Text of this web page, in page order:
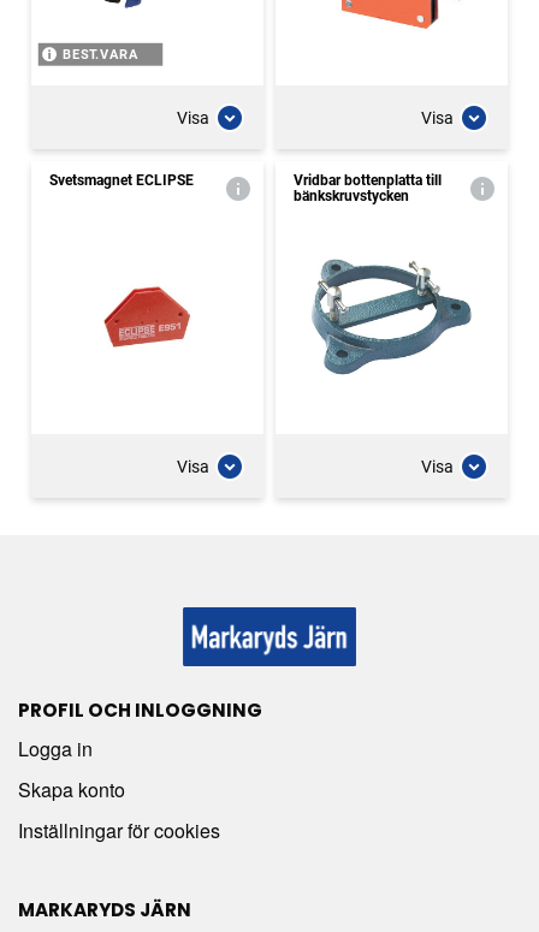
BEST.VARA
Visa Visa
Svetsmagnet ECLIPSE
Visa
Vridbar bottenplatta till
bänkskruvstycken
Visa
PROFIL OCH INLOGGNING
Logga in
Skapa konto
Inställningar för cookies
MARKARYDS JÄRN